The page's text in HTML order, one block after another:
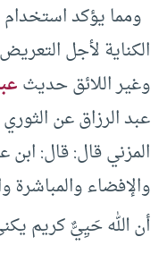
ومما يؤكد
الكناية لأجل
وغير اللائق حديث
عبد الرزاق عن
المزني قال: قال:
والإفضاء
أن الله حَيِيٌّ كريم